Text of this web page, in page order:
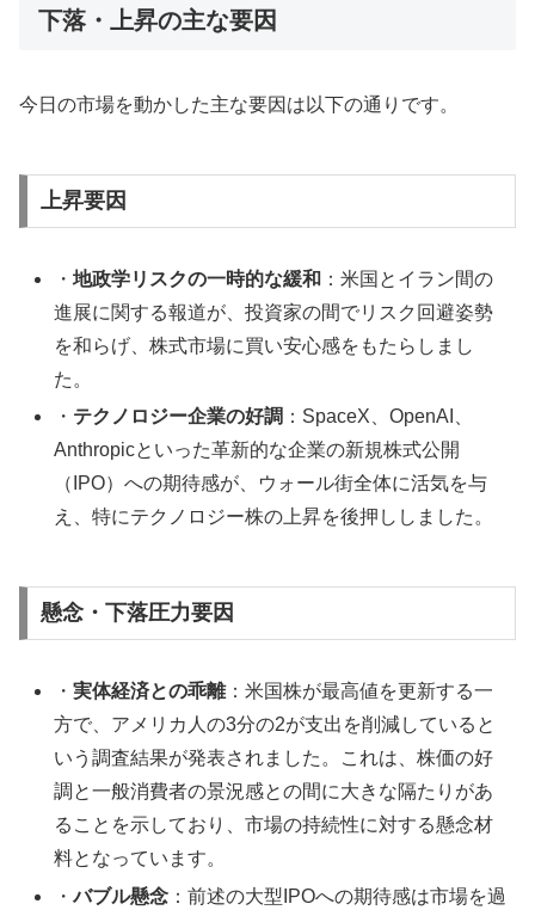
下落・上昇の主な要因
今日の市場を動かした主な要因は以下の通りです。
上昇要因
・地政学リスクの一時的な緩和 ：米国とイラン間の
進展に関する報道が、投資家の間でリスク回避姿勢
を和らげ、株式市場に買い安心感をもたらしまし
た。
・ テクノロジー企業の好調 ：SpaceX、OpenAI、
Anthropicといった革新的な企業の新規株式公開
（IPO）への期待感が、ウォール街全体に活気を与
え、特にテクノロジー株の上昇を後押ししました。
懸念・下落圧力要因
・実体経済との乖離：米国株が最高値を更新する一
方で、アメリカ人の3分の2が支出を削減していると
いう調査結果が発表されました。これは、株価の好
調と一般消費者の景況感との間に大きな隔たりがあ
ることを示しており、市場の持続性に対する懸念材
料となっています。
・バブル懸念 ：前述の大型IPOへの期待感は市場を過